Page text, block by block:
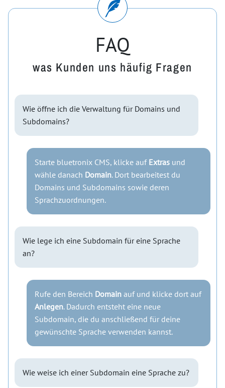
FAQ
was Kunden uns häufig Fragen
Wie öffne ich die Verwaltung für Domains und
Subdomains?
Starte bluetronix CMS, klicke auf Extras und
wähle danach Domain. Dort bearbeitest du
Domains und Subdomains sowie deren
Sprachzuordnungen.
Wie lege ich eine Subdomain für eine Sprache
an?
Rufe den Bereich Domain auf und klicke dort auf
Anlegen. Dadurch entsteht eine neue
Subdomain, die du anschließend für deine
gewünschte Sprache verwenden kannst.
Wie weise ich einer Subdomain eine Sprache zu?